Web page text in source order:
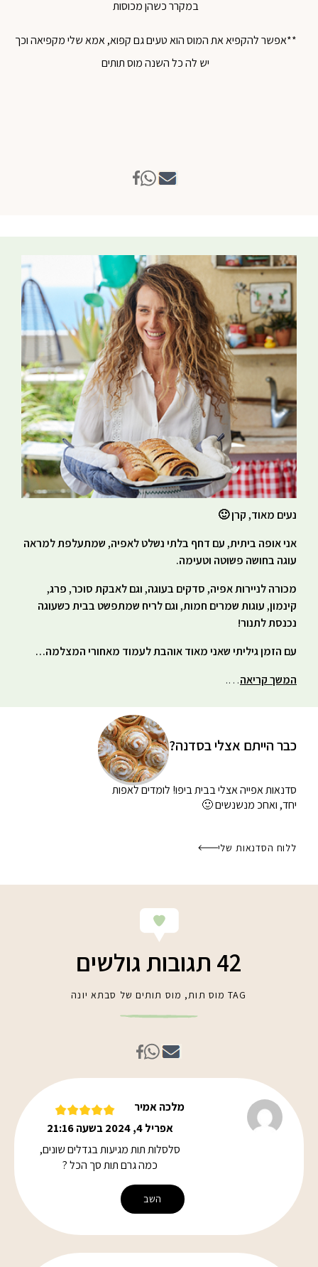
נעים מאוד, קרן 🙂
אני אופה ביתית, עם דחף בלתי נשלט לאפיה, שמתעלפת למראה
עוגה בחושה פשוטה וטעימה.
מכורה לניירות אפיה, סדקים בעוגה, וגם לאבקת סוכר, פרג,
קינמון, עוגות שמרים חמות, וגם לריח שמתפשט בבית כשעוגה
נכנסת לתנור!
עם הזמן גיליתי שאני מאוד אוהבת לעמוד מאחורי המצלמה…
המשך קריאה….
כבר הייתם אצלי בסדנה?
סדנאות אפייה אצלי בביתביפו! לומדים לאפות
יחד, ואחכ מנשנשים 🙂
ללוח הסדנאות שלי
במקרר כשהן מכוסות
**אפשר להקפיא את המוס הוא טעים גם קפוא, אמא שלי מקפיאה וכך
יש לה כל השנה מוס תותים
42 תגובות גולשים
TAG מוס תות, מוס תותים של סבתא יונה
מלכה אמיר
אפריל 4, 2024 בשעה 21:16
סלסלות תות מגיעות בגדלים שונים,
כמה גרם תות סך הכל ?
השב